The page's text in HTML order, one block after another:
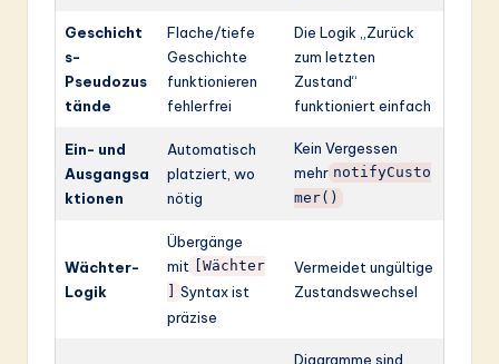
Geschicht
s-
Pseudozus
tände
Flache/tiefe
Geschichte
funktionieren
fehlerfrei
Die Logik „Zurück
zum letzten
Zustand“
funktioniert einfach
Ein- und
Ausgangsa
ktionen
Automatisch
platziert, wo
nötig
Kein Vergessen
mehr notifyCusto
mer()
Wächter-
Logik
Übergänge
mit
[Wächter
Syntax ist
präzise
Vermeidet ungültige
Zustandswechsel
Diagramme sind